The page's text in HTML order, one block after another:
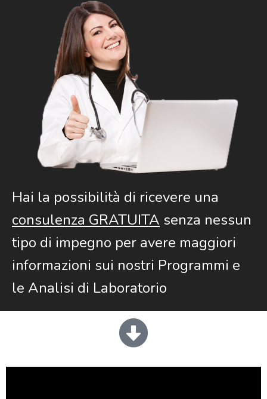
Hai la possibilità di ricevere una
consulenza GRATUITA senza nessun
tipo di impegno per avere maggiori
informazioni sui nostri Programmi e
le Analisi di Laboratorio